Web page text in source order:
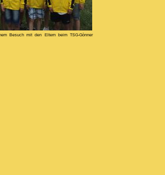
Besuch mit den Eltern beim TSG-Gönner